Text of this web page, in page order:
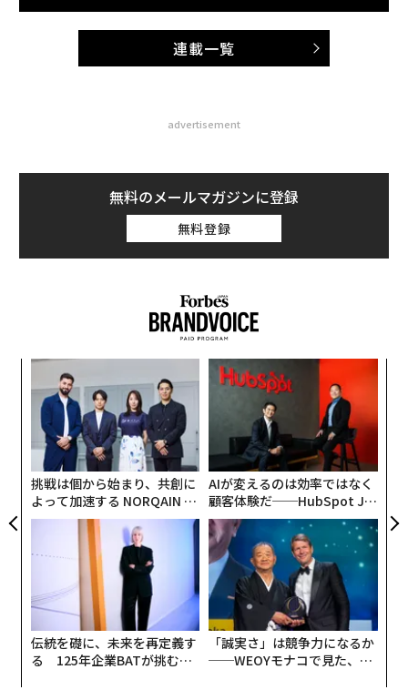
連載一覧
advertisement
無料のメールマガジンに登録
無料登録
挑戦は個から始まり、共創に
よって加速する NORQAIN JA
PAN 特別座談会
AIが変えるのは効率ではなく
顧客体験だ──HubSpot Ja
panが語る「Grow Better」
な組織のつくり方
伝統を礎に、未来を再定義す
る 125年企業BATが挑むス
「誠実さ」は競争力になるか
──WEOYモナコで見た、く